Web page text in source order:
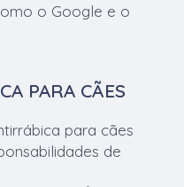
o Google e o
PARA CÃES
para cães
de